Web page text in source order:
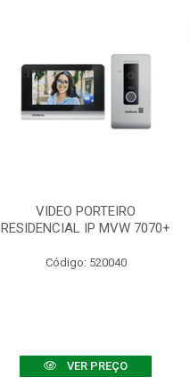
VIDEO PORTEIRO
RESIDENCIAL IP MVW 7070+
Código: 520040
VER PREÇO